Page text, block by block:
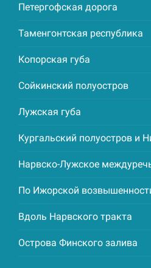
Петергофская дорога
Таменгонтская республика
Копорская губа
Сойкинский полуостров
Лужская губа
Кургальский полуостров и
Нарвско-Лужское
По Ижорской
Вдоль Нарвского тракта
Острова Финского залива